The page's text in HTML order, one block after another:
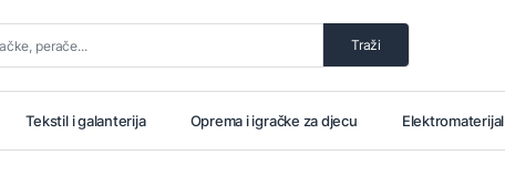
Traži
Tekstil i galanterija Oprema i igračke za djecu Elektromaterijal